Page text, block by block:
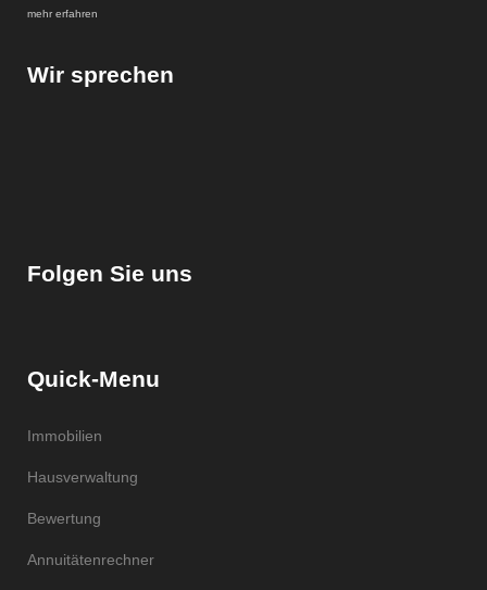
mehr erfahren
Wir sprechen
Folgen Sie uns
Quick-Menu
Immobilien
Hausverwaltung
Bewertung
Annuitätenrechner